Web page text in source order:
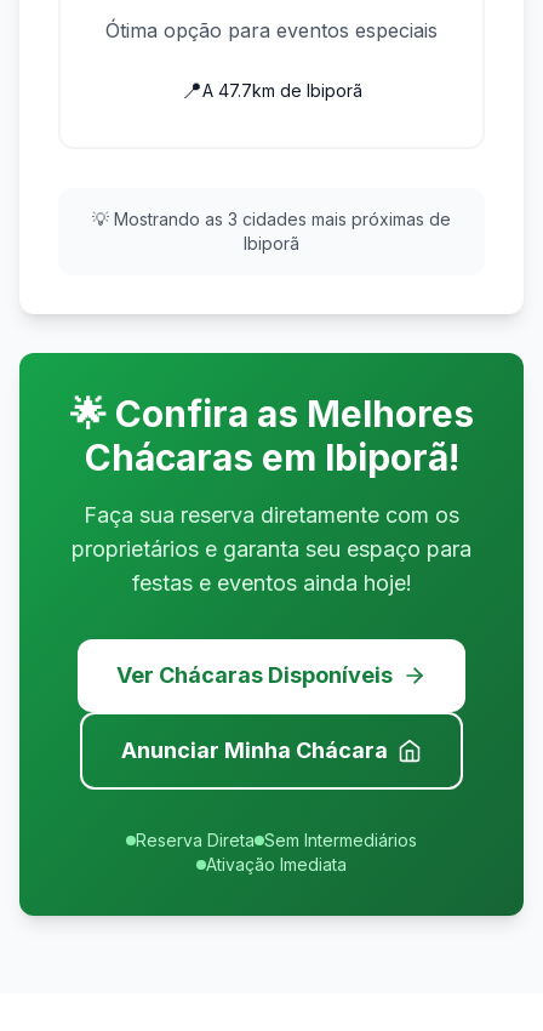
Ótima opção para eventos especiais
📍A 47.7km de Ibiporã
💡 Mostrando as 3 cidades mais próximas de
Ibiporã
🌟 Confira as Melhores
Chácaras em Ibiporã!
Faça sua reserva diretamente com os
proprietários e garanta seu espaço para
festas e eventos ainda hoje!
Ver Chácaras Disponíveis
Anunciar Minha Chácara
Reserva Direta Sem Intermediários
Ativação Imediata